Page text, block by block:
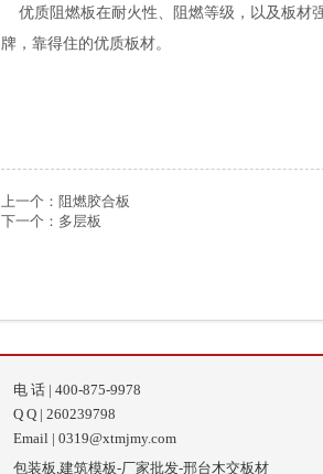
优质阻燃板在耐火性、阻燃等级，以及板材
牌，靠得住的优质板材。
上一个： 阻燃胶合板
下一个： 多层板
电 话 | 400-875-9978
Q Q | 260239798
Email | 0319@xtmjmy.com
包装板,建筑模板-厂家批发-邢台木交板材